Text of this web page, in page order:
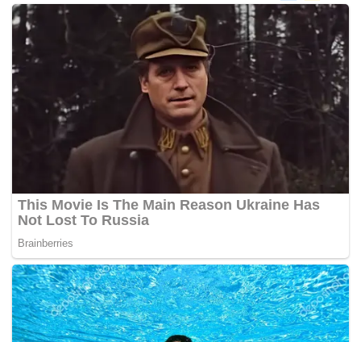
terhadap kondisi psikologis para tenaga kesehatan.
Sebagai tindak lanjut, Kemenkes akan berkoordinasi
dengan pemerintah daerah, organisasi profesi,
aparat penegak hukum, serta pihak rumah sakit
untuk memastikan tenaga kesehatan memperoleh
perlindungan hukum dan dukungan psikososial.
Saat ini, penanganan kasus tersebut tengah
dilakukan oleh Direktorat Jenderal Sumber Daya
Manusia Kesehatan bersama Inspektorat Jenderal
Kementerian Kesehatan.